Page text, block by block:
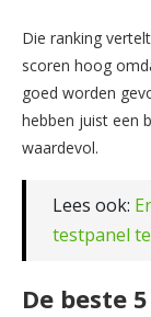
Die ranking
scoren hoog
goed worden
hebben juist een
waardevol.
Lees ook:
testpanel
De beste